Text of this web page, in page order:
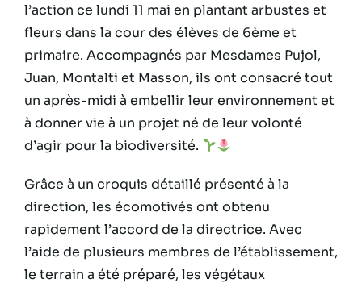
l’action ce lundi 11 mai en plantant arbustes et
fleurs dans la cour des élèves de 6ème et
primaire. Accompagnés par Mesdames Pujol,
Juan, Montalti et Masson, ils ont consacré tout
un après-midi à embellir leur environnement et
à donner vie à un projet né de leur volonté
d’agir pour la biodiversité.
Grâce à un croquis détaillé présenté à la
direction, les écomotivés ont obtenu
rapidement l’accord de la directrice. Avec
l’aide de plusieurs membres de l’établissement,
le terrain a été préparé, les végétaux